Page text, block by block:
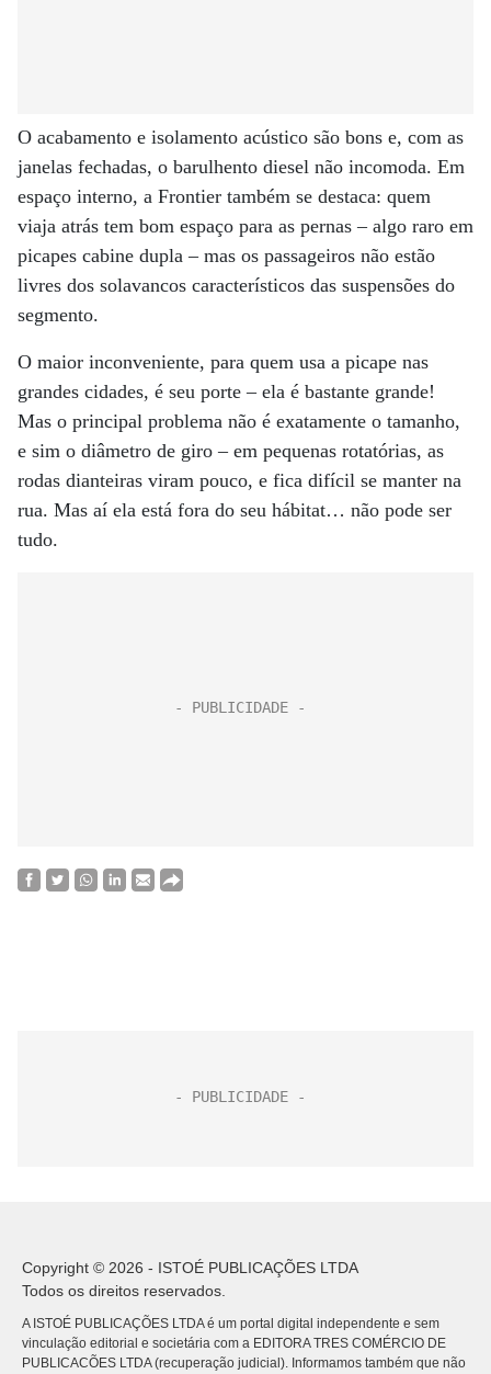
O acabamento e isolamento acústico são bons e, com as
janelas fechadas, o barulhento diesel não incomoda. Em
espaço interno, a Frontier também se destaca: quem
viaja atrás tem bom espaço para as pernas – algo raro em
picapes cabine dupla – mas os passageiros não estão
livres dos solavancos característicos das suspensões do
segmento.
O maior inconveniente, para quem usa a picape nas
grandes cidades, é seu porte – ela é bastante grande!
Mas o principal problema não é exatamente o tamanho,
e sim o diâmetro de giro – em pequenas rotatórias, as
rodas dianteiras viram pouco, e fica difícil se manter na
rua. Mas aí ela está fora do seu hábitat… não pode ser
tudo.
Copyright © 2026 - ISTOÉ PUBLICAÇÕES LTDA
Todos os direitos reservados.
A ISTOÉ PUBLICAÇÕES LTDA é um portal digital independente e sem
vinculação editorial e societária com a EDITORA TRES COMÉRCIO DE
PUBLICACÕES LTDA (recuperação judicial). Informamos também que não